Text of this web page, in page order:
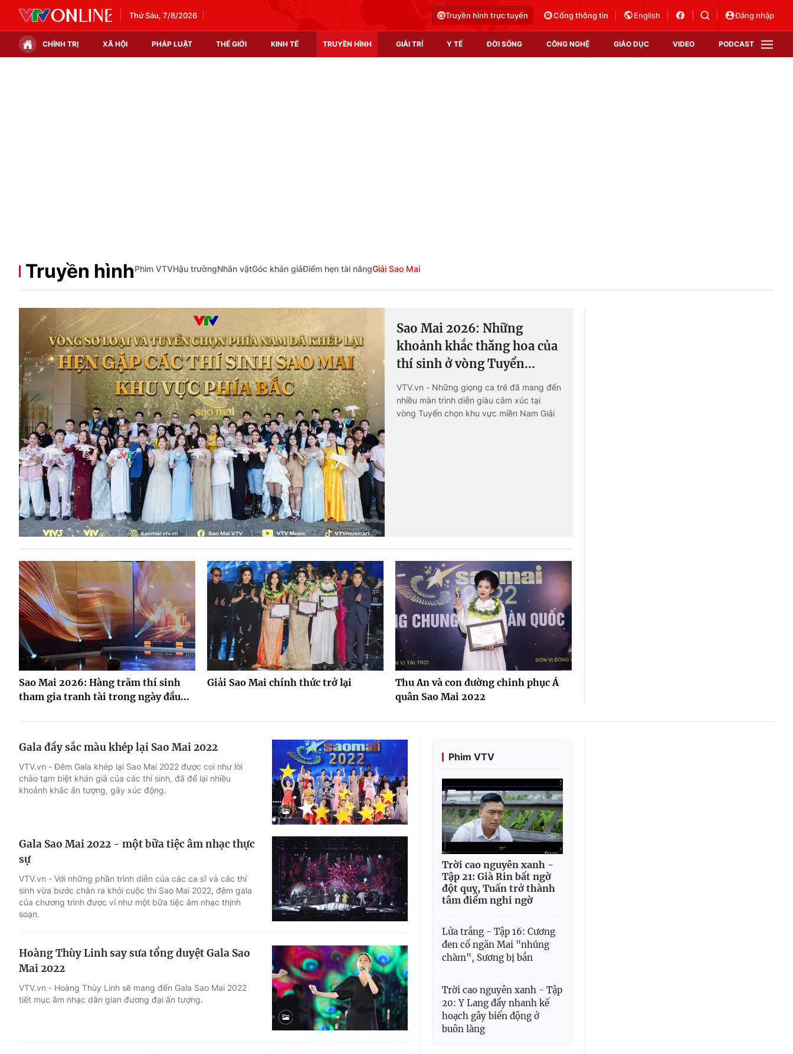
Thứ Sáu, 7/8/2026 Truyền hình trực tuyến Cổng thông tin English Đăng nhập
CHÍNH TRỊ XÃ HỘI PHÁP LUẬT THẾ GIỚI KINH TẾ TRUYỀN HÌNH GIẢI TRÍ Y TẾ ĐỜI SỐNG CÔNG NGHỆ GIÁO DỤC VIDEO PODCAST
Giải trí
Điện ảnh
Âm nhạc
Sao
Đời sống
Du lịch
Làm đẹp
Chất lượng cuộc sống
Tuyển sinh
Học trực tuyến
Công nghệ
Hitech Công nghệ tương lai
Sản phẩm
Thị trường
Tư vấn
Liên hệ toà soạn
Truyền hìnhPhim VTVHậu trườngNhân vậtGóc khán giảĐiểm hẹn tài năngGiải Sao Mai
Sao Mai 2026: Những
khoảnh khắc thăng hoa của
thí sinh ở vòng Tuyển...
VTV.vn - Những giọng ca trẻ đã mang đến
nhiều màn trình diễn giàu cảm xúc tại
vòng Tuyển chọn khu vực miền Nam Giải
Sao Mai 2026: Hàng trăm thí sinh
tham gia tranh tài trong ngày đầu...
Giải Sao Mai chính thức trở lại
Thu An và con đường chinh phục Á
quân Sao Mai 2022
Gala đầy sắc màu khép lại Sao Mai 2022
VTV.vn - Đêm Gala khép lại Sao Mai 2022 được coi như lời
chào tạm biệt khán giả của các thí sinh, đã để lại nhiều
khoảnh khắc ấn tượng, gây xúc động.
Gala Sao Mai 2022 - một bữa tiệc âm nhạc thực
sự
VTV.vn - Với những phần trình diễn của các ca sĩ và các thí
sinh vừa bước chân ra khỏi cuộc thi Sao Mai 2022, đêm gala
của chương trình được ví như một bữa tiệc âm nhạc thịnh
soạn.
Hoàng Thùy Linh say sưa tổng duyệt Gala Sao
Mai 2022
VTV.vn - Hoàng Thùy Linh sẽ mang đến Gala Sao Mai 2022
tiết mục âm nhạc dân gian đương đại ấn tượng.
Phim VTV
Trời cao nguyên xanh -
Tập 21: Già Rin bất ngờ
đột quỵ, Tuấn trở thành
tâm điểm nghi ngờ
Lửa trắng - Tập 16: Cương
đen cố ngăn Mai "nhúng
chàm", Sương bị bắn
Trời cao nguyên xanh - Tập
20: Y Lang đẩy nhanh kế
hoạch gây biến động ở
buôn làng